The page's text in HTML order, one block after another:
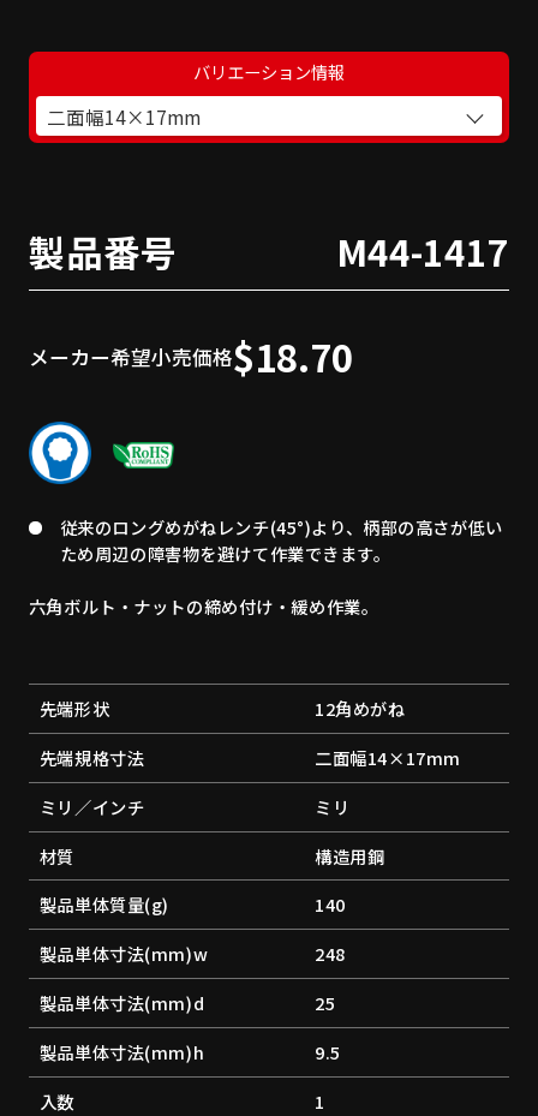
バリエーション情報
二面幅14×17mm
製品番号 M44-1417
メーカー希望小売価格$18.70
従来のロングめがねレンチ(45°)より、柄部の高さが低い
ため周辺の障害物を避けて作業できます。
六角ボルト・ナットの締め付け・緩め作業。
先端形状
12角めがね
先端規格寸法
二面幅14×17mm
ミリ／インチ
ミリ
材質
構造用鋼
製品単体質量(g)
140
製品単体寸法(mm)w
248
製品単体寸法(mm)d
25
製品単体寸法(mm)h
9.5
入数
1